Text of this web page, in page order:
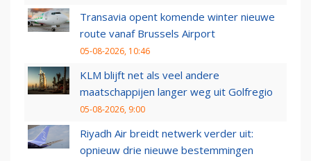
Transavia opent komende winter nieuwe
route vanaf Brussels Airport
05-08-2026, 10:46
KLM blijft net als veel andere
maatschappijen langer weg uit Golfregio
05-08-2026, 9:00
Riyadh Air breidt netwerk verder uit:
opnieuw drie nieuwe bestemmingen